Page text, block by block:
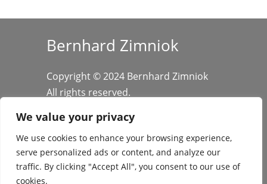
We value your privacy
We use cookies to enhance your browsing experience,
serve personalized ads or content, and analyze our
traffic. By clicking "Accept All", you consent to our use of
cookies.
Bernhard Zimniok
Copyright © 2024 Bernhard Zimniok
All rights reserved.